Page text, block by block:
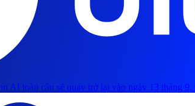
AI toàn cầu sẽ quay trở lại vào ngày 13 tháng